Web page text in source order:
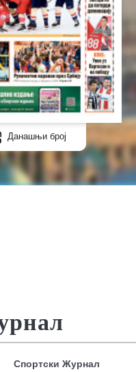
Данашњи број
Спортски Журнал